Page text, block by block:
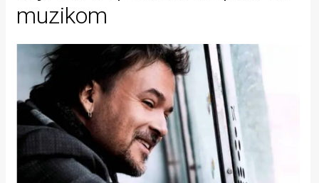
Kolumne
Kultura
Lifestyle
Beauty
Fashion
Zdravlje
muzikom